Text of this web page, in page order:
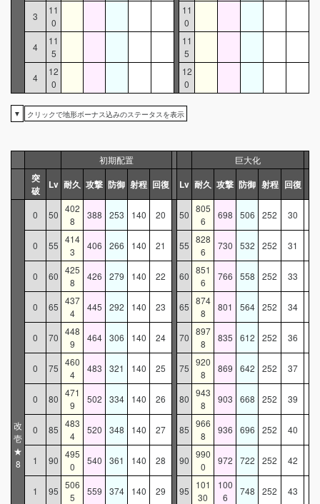
3
11
0
11
0
4
11
5
11
5
4
12
0
12
0
▼ クリックで地形ボーナス込みのステータスを表示
初期配置 巨大化
突
破
Lv 耐久 攻撃 防御 射程 回復 Lv 耐久 攻撃 防御 射程 回復
改
壱
★
8
0 50
402
8
388 253 140 20 50
805
6
698 506 252 30
0 55
414
3
406 266 140 21 55
828
6
730 532 252 31
0 60
425
8
426 279 140 22 60
851
6
766 558 252 33
0 65
437
4
445 292 140 23 65
874
8
801 564 252 34
0 70
448
9
464 306 140 24 70
897
8
835 612 252 36
0 75
460
4
483 321 140 25 75
920
8
869 642 252 37
0 80
471
9
502 334 140 26 80
943
8
903 668 252 39
0 85
483
4
520 348 140 27 85
966
8
936 696 252 40
1 90
495
0
540 361 140 28 90
990
0
972 722 252 42
1 95
506
5
559 374 140 29 95
101
30
100
6
748 252 43